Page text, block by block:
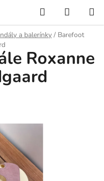
Hledat
KOŠÍK
a balerínky / Barefoot
Roxanne